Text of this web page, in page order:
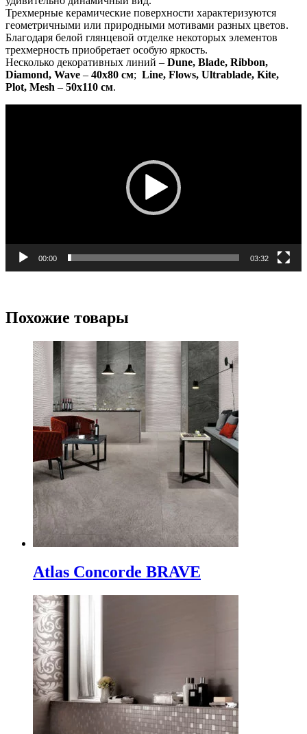
Трехмерные керамические поверхности характеризуются
геометричными или природными мотивами разных цветов.
Благодаря белой глянцевой отделке некоторых элементов
трехмерность приобретает особую яркость.
Несколько декоративных линий – Dune, Blade, Ribbon,
Diamond, Wave – 40х80 см; Line, Flows, Ultrablade, Kite,
Plot, Mesh – 50х110 см.
00:00 03:32
Похожие товары
Atlas Concorde BRAVE